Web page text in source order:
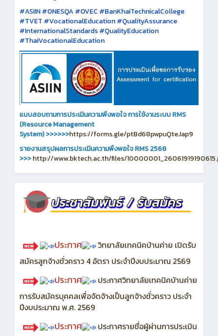
#ASIIN #ONESQA #OVEC #BanKhaiTechnicalCollege
#TVET #VocationalEducation #QualityAssurance
#InternationalStandards #QualityEducation
#ThaiVocationalEducation
แบบสอบถามการประเมินความพึงพอใจ การใช้งานระบบ RMS
(Resource Management
System)>>>>>>https://forms.gle/ptBd68pwpuQteJap9
รายงานสรุปผลการประเมินความพึงพอใจ RMS 2568
>>>http://www.bktech.ac.th/files/
ประกาศ
วิทยาลัยเทคนิคบ้านค่าย เปิดรับ
สมัครลูกจ้างชั่วคราว 4 อัตรา ประจำปีงบประมาณ 2569
ประกาศ
ประกาศวิทยาลัยเทคนิคบ้านค่าย
การรับสมัครบุคคลเพื่อจัดจ้างเป็นลูกจ้างชั่วคราว ประจำ
ปีงบประมาณ พ.ศ. 2569
ประกาศ
ประกาศรายชื่อผู้ผ่านการประเมิน